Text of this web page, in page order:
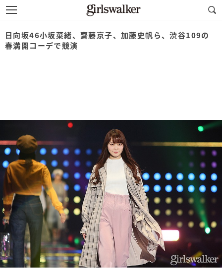
日向坂46小坂菜緒、齋藤京子、加藤史帆ら、渋谷109の
春満開コーデで競演